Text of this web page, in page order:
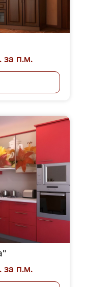
за п.м.
за п.м.